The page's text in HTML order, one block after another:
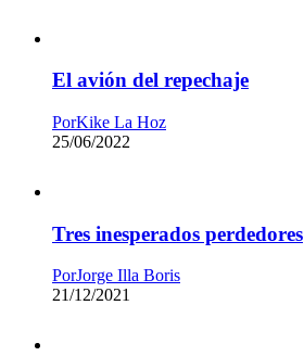
El avión del repechaje
PorKike La Hoz
25/06/2022
Tres inesperados perdedores
PorJorge Illa Boris
21/12/2021